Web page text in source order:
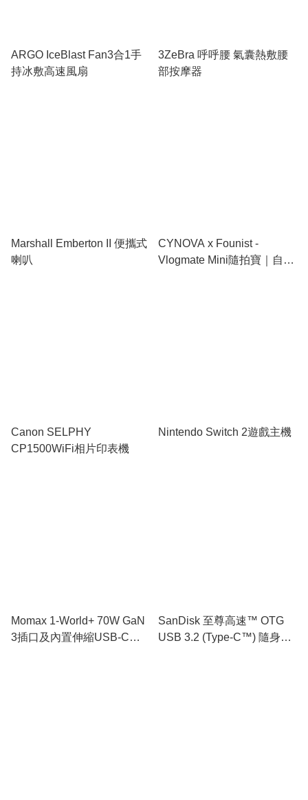
ARGO IceBlast Fan3合1手
持冰敷高速風扇
3ZeBra 呼呼腰 氣囊熱敷腰
部按摩器
Marshall Emberton II 便攜式
喇叭
CYNOVA x Founist -
Vlogmate Mini隨拍寶｜自拍
Canon SELPHY
CP1500WiFi相片印表機
Nintendo Switch 2遊戲主機
Momax 1-World+ 70W GaN
3插口及內置伸縮USB-C充
SanDisk 至尊高速™ OTG
USB 3.2 (Type-C™) 隨身碟